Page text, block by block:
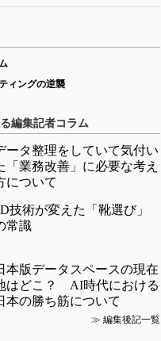
ィングの逆襲
編集記者コラム
ータ整理をしていて気付い
「業務改善」に必要な考え
について
技術が変えた「靴選び」
常識
本版データスペースの現在
はどこ？ AI時代における
本の勝ち筋について
≫ 編集後記一覧